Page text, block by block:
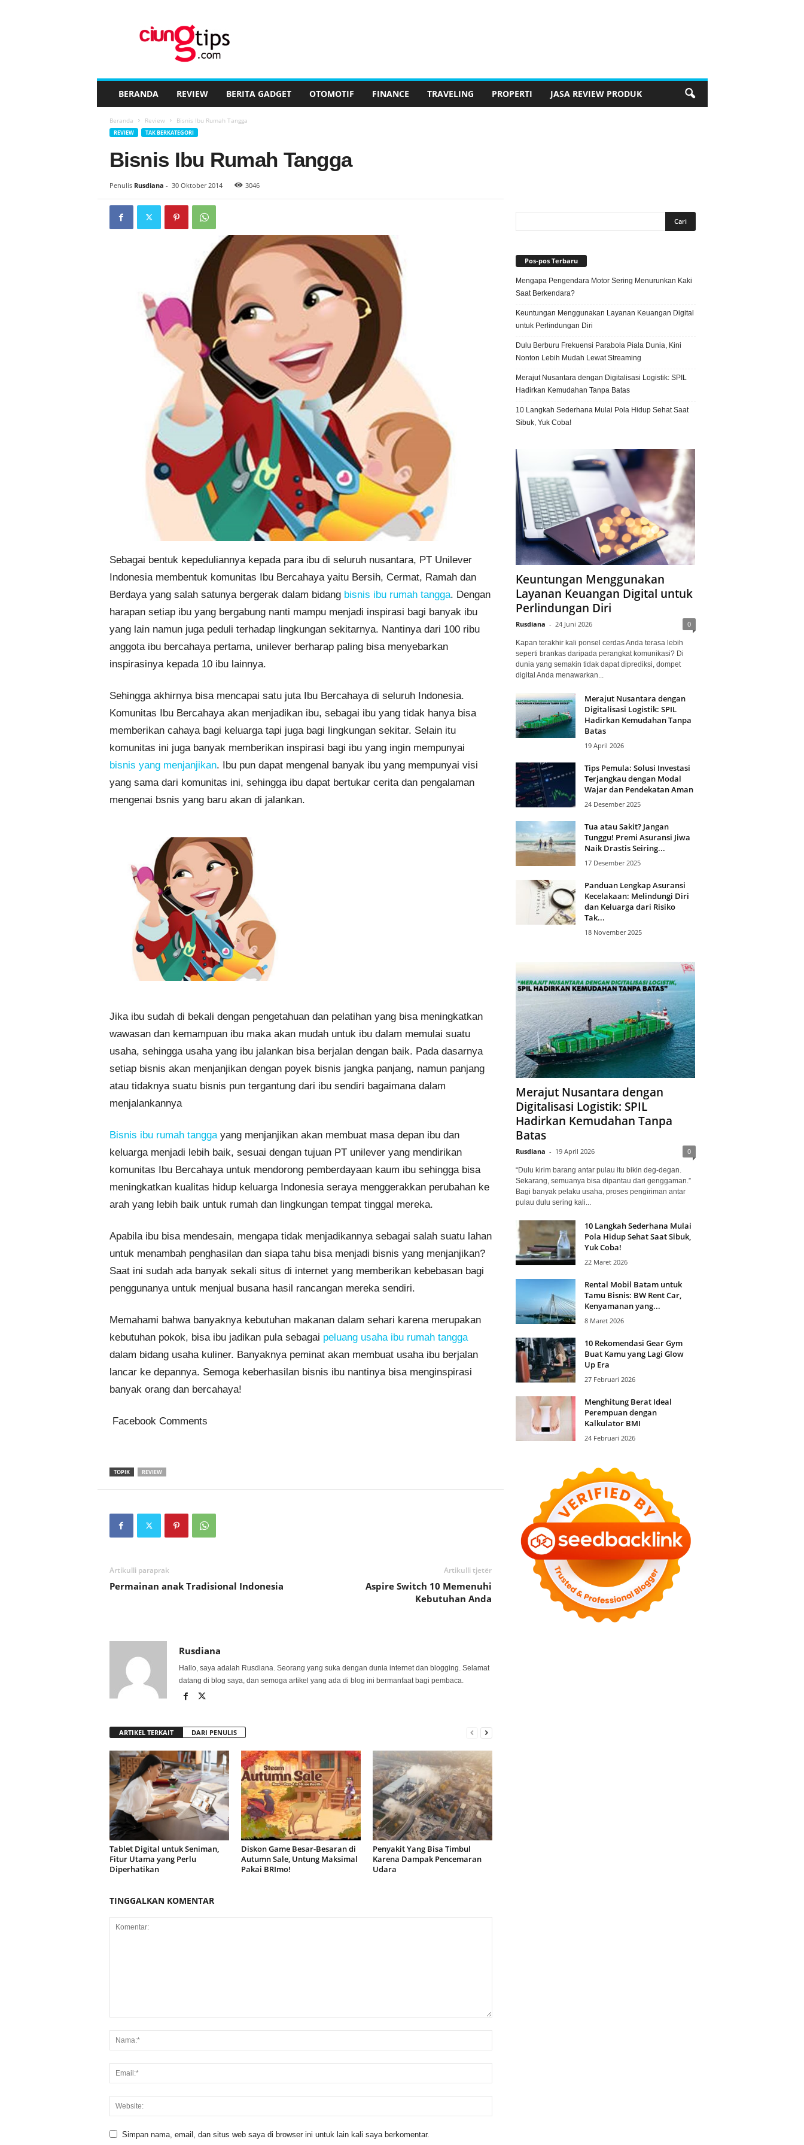
BERANDA REVIEW BERITA GADGET OTOMOTIF FINANCE TRAVELING PROPERTI JASA REVIEW PRODUK
Beranda Review Bisnis Ibu Rumah Tangga
REVIEW TAK BERKATEGORI
Bisnis Ibu Rumah Tangga
Penulis Rusdiana - 30 Oktober 2014 3046
Sebagai bentuk kepeduliannya kepada para ibu di seluruh nusantara, PT Unilever
Indonesia membentuk komunitas Ibu Bercahaya yaitu Bersih, Cermat, Ramah dan
Berdaya yang salah satunya bergerak dalam bidang bisnis ibu rumah tangga. Dengan
harapan setiap ibu yang bergabung nanti mampu menjadi inspirasi bagi banyak ibu
yang lain namun juga peduli terhadap lingkungan sekitarnya. Nantinya dari 100 ribu
anggota ibu bercahaya pertama, unilever berharap paling bisa menyebarkan
inspirasinya kepada 10 ibu lainnya.
Sehingga akhirnya bisa mencapai satu juta Ibu Bercahaya di seluruh Indonesia.
Komunitas Ibu Bercahaya akan menjadikan ibu, sebagai ibu yang tidak hanya bisa
memberikan cahaya bagi keluarga tapi juga bagi lingkungan sekitar. Selain itu
komunitas ini juga banyak memberikan inspirasi bagi ibu yang ingin mempunyai
bisnis yang menjanjikan. Ibu pun dapat mengenal banyak ibu yang mempunyai visi
yang sama dari komunitas ini, sehingga ibu dapat bertukar cerita dan pengalaman
mengenai bsnis yang baru akan di jalankan.
Jika ibu sudah di bekali dengan pengetahuan dan pelatihan yang bisa meningkatkan
wawasan dan kemampuan ibu maka akan mudah untuk ibu dalam memulai suatu
usaha, sehingga usaha yang ibu jalankan bisa berjalan dengan baik. Pada dasarnya
setiap bisnis akan menjanjikan dengan poyek bisnis jangka panjang, namun panjang
atau tidaknya suatu bisnis pun tergantung dari ibu sendiri bagaimana dalam
menjalankannya
Bisnis ibu rumah tanggayang menjanjikan akan membuat masa depan ibu dan
keluarga menjadi lebih baik, sesuai dengan tujuan PT unilever yang mendirikan
komunitas Ibu Bercahaya untuk mendorong pemberdayaan kaum ibu sehingga bisa
meningkatkan kualitas hidup keluarga Indonesia seraya menggerakkan perubahan ke
arah yang lebih baik untuk rumah dan lingkungan tempat tinggal mereka.
Apabila ibu bisa mendesain, mengapa tidak menjadikannya sebagai salah suatu lahan
untuk menambah penghasilan dan siapa tahu bisa menjadi bisnis yang menjanjikan?
Saat ini sudah ada banyak sekali situs di internet yang memberikan kebebasan bagi
penggunanya untuk menjual busana hasil rancangan mereka sendiri.
Memahami bahwa banyaknya kebutuhan makanan dalam sehari karena merupakan
kebutuhan pokok, bisa ibu jadikan pula sebagai peluang usaha ibu rumah tangga
dalam bidang usaha kuliner. Banyaknya peminat akan membuat usaha ibu berjalan
lancar ke depannya. Semoga keberhasilan bisnis ibu nantinya bisa menginspirasi
banyak orang dan bercahaya!
Facebook Comments
TOPIK REVIEW
Artikulli paraprak
Permainan anak Tradisional Indonesia
Artikulli tjetër
Aspire Switch 10 Memenuhi
Kebutuhan Anda
Rusdiana
Hallo, saya adalah Rusdiana. Seorang yang suka dengan dunia internet dan blogging. Selamat
datang di blog saya, dan semoga artikel yang ada di blog ini bermanfaat bagi pembaca.
ARTIKEL TERKAIT DARI PENULIS
Tablet Digital untuk Seniman,
Fitur Utama yang Perlu
Diperhatikan
Diskon Game Besar-Besaran di
Autumn Sale, Untung Maksimal
Pakai BRImo!
Penyakit Yang Bisa Timbul
Karena Dampak Pencemaran
Udara
TINGGALKAN KOMENTAR
Simpan nama, email, dan situs web saya di browser ini untuk lain kali saya berkomentar.
Pos-pos Terbaru
Mengapa Pengendara Motor Sering Menurunkan Kaki
Saat Berkendara?
Keuntungan Menggunakan Layanan Keuangan Digital
untuk Perlindungan Diri
Dulu Berburu Frekuensi Parabola Piala Dunia, Kini
Nonton Lebih Mudah Lewat Streaming
Merajut Nusantara dengan Digitalisasi Logistik: SPIL
Hadirkan Kemudahan Tanpa Batas
10 Langkah Sederhana Mulai Pola Hidup Sehat Saat
Sibuk, Yuk Coba!
Keuntungan Menggunakan
Layanan Keuangan Digital untuk
Perlindungan Diri
Rusdiana - 24 Juni 2026 0
Kapan terakhir kali ponsel cerdas Anda terasa lebih
seperti brankas daripada perangkat komunikasi? Di
dunia yang semakin tidak dapat diprediksi, dompet
digital Anda menawarkan...
Merajut Nusantara dengan
Digitalisasi Logistik: SPIL
Hadirkan Kemudahan Tanpa
Batas
19 April 2026
Tips Pemula: Solusi Investasi
Terjangkau dengan Modal
Wajar dan Pendekatan Aman
24 Desember 2025
Tua atau Sakit? Jangan
Tunggu! Premi Asuransi Jiwa
Naik Drastis Seiring...
17 Desember 2025
Panduan Lengkap Asuransi
Kecelakaan: Melindungi Diri
dan Keluarga dari Risiko
Tak...
18 November 2025
Merajut Nusantara dengan
Digitalisasi Logistik: SPIL
Hadirkan Kemudahan Tanpa
Batas
Rusdiana - 19 April 2026 0
“Dulu kirim barang antar pulau itu bikin deg-degan.
Sekarang, semuanya bisa dipantau dari genggaman.”
Bagi banyak pelaku usaha, proses pengiriman antar
pulau dulu sering kali...
10 Langkah Sederhana Mulai
Pola Hidup Sehat Saat Sibuk,
Yuk Coba!
22 Maret 2026
Rental Mobil Batam untuk
Tamu Bisnis: BW Rent Car,
Kenyamanan yang...
8 Maret 2026
10 Rekomendasi Gear Gym
Buat Kamu yang Lagi Glow
Up Era
27 Februari 2026
Menghitung Berat Ideal
Perempuan dengan
Kalkulator BMI
24 Februari 2026